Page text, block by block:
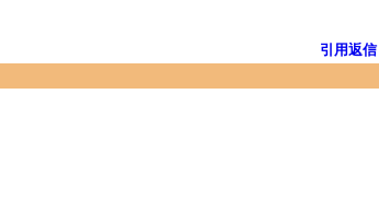
引用返信